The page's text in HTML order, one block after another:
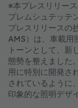
※本プレスリリー
プレムシュテッテ
プレスリリースの
AMS）は、車載用
トーンとして、新
態勢を整えました
用に特別に開発さ
されているように
印象的な照明デザ